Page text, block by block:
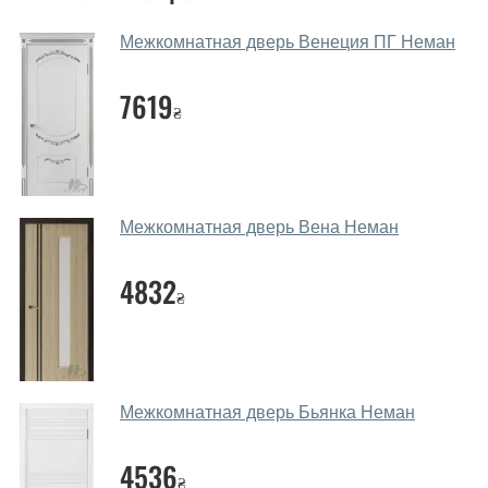
дверей.
Помогаете ли вы выбрать дверные
Да. Мы консультируем покупателей
через мессенджеры, онлайн чат или непосредственно
в нашем салоне-магазине.
преимущества ваших межкомнатных
из евробруса (собственной сушки), который
покрывается МДФ накладками толщиной 20 мм.
Благодаря такой толщине МДФ, вся конструкция
Межкомнатная дверь Венеция ПГ Неман
7619₴
Межкомнатная дверь Вена Неман
4832₴
Межкомнатная дверь Бьянка Неман
4536₴